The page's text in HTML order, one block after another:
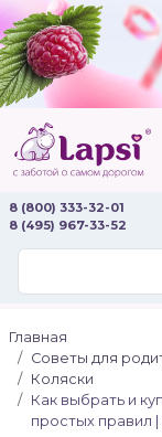
8 (800) 333-32-01
8 (495) 967-33-52
Главная
Советы для
Коляски
Как выбрать и
простых правил